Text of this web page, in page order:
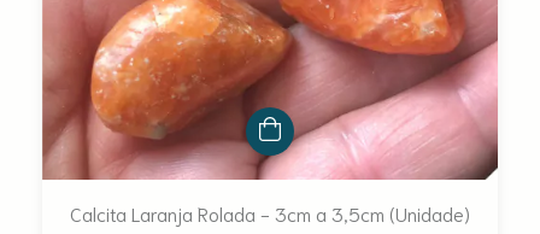
Calcita Laranja Rolada - 3cm a 3,5cm (Unidade)